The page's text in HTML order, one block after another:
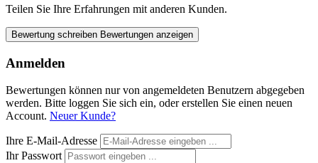
Teilen Sie Ihre Erfahrungen mit anderen Kunden.
Bewertung schreiben Bewertungen anzeigen
Anmelden
Bewertungen können nur von angemeldeten Benutzern abgegeben
werden. Bitte loggen Sie sich ein, oder erstellen Sie einen neuen
Account. Neuer Kunde?
Ihre E-Mail-Adresse
Ihr Passwort